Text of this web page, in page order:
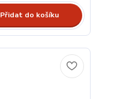
Přidat do košíku